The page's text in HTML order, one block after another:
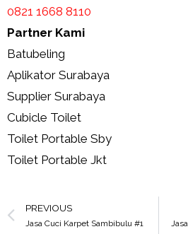
0821 1668 8110
Partner Kami
Batubeling
Aplikator Surabaya
Supplier Surabaya
Cubicle Toilet
Toilet Portable Sby
Toilet Portable Jkt
PREVIOUS
Jasa Cuci Karpet Sambibulu #1